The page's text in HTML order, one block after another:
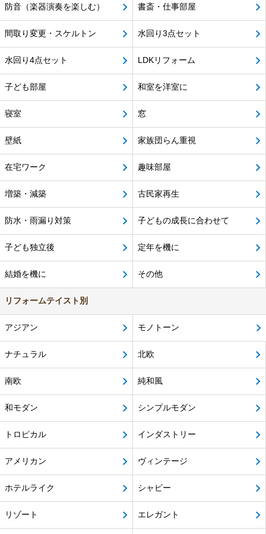
防音（楽器演奏を楽しむ） 書斎・仕事部屋
間取り変更・スケルトン 水回り3点セット
水回り4点セット LDKリフォーム
子ども部屋 和室を洋室に
寝室 窓
壁紙 家族団らん重視
在宅ワーク 趣味部屋
増築・減築 古民家再生
防水・雨漏り対策 子どもの成長に合わせて
子ども独立後 定年を機に
結婚を機に その他
リフォームテイスト別
アジアン モノトーン
ナチュラル 北欧
南欧 純和風
和モダン シンプルモダン
トロピカル インダストリー
アメリカン ヴィンテージ
ホテルライク シャビー
リゾート エレガント